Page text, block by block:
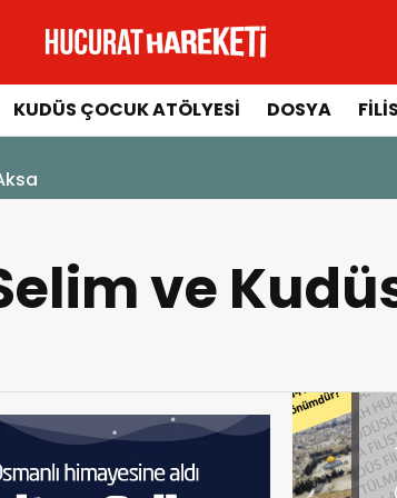
KUDÜS ÇOCUK ATÖLYESI DOSYA
ve